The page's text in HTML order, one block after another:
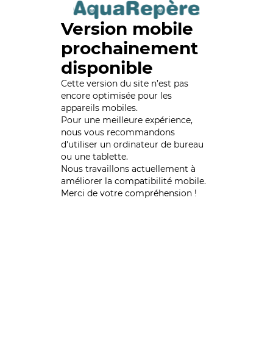
Version mobile
prochainement
disponible
Cette version du site n’est pas
encore optimisée pour les
appareils mobiles.
Pour une meilleure expérience,
nous vous recommandons
d'utiliser un ordinateur de bureau
ou une tablette.
Nous travaillons actuellement à
améliorer la compatibilité mobile.
Merci de votre compréhension !